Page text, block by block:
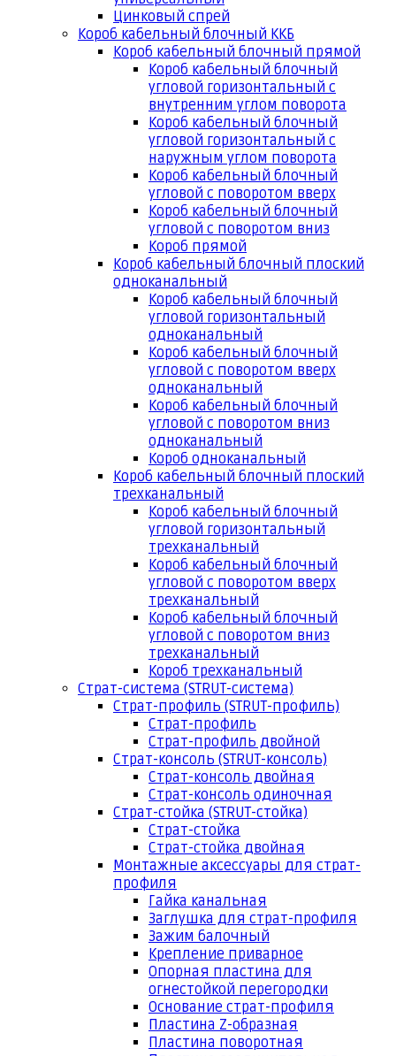
Цинковый спрей
Короб кабельный блочный ККБ
Короб кабельный блочный прямой
Короб кабельный блочный
угловой горизонтальный с
внутренним углом поворота
Короб кабельный блочный
угловой горизонтальный с
наружным углом поворота
Короб кабельный блочный
угловой с поворотом вверх
Короб кабельный блочный
угловой с поворотом вниз
Короб прямой
Короб кабельный блочный плоский
одноканальный
Короб кабельный блочный
угловой горизонтальный
одноканальный
Короб кабельный блочный
угловой с поворотом вверх
одноканальный
Короб кабельный блочный
угловой с поворотом вниз
одноканальный
Короб одноканальный
Короб кабельный блочный плоский
трехканальный
Короб кабельный блочный
угловой горизонтальный
трехканальный
Короб кабельный блочный
угловой с поворотом вверх
трехканальный
Короб кабельный блочный
угловой с поворотом вниз
трехканальный
Короб трехканальный
Страт-система (STRUT-система)
Страт-профиль (STRUT-профиль)
Страт-профиль
Страт-профиль двойной
Страт-консоль (STRUT-консоль)
Страт-консоль двойная
Страт-консоль одиночная
Страт-стойка (STRUT-стойка)
Страт-стойка
Страт-стойка двойная
Монтажные аксессуары для страт-
профиля
Гайка канальная
Заглушка для страт-профиля
Зажим балочный
Крепление приварное
Опорная пластина для
огнестойкой перегородки
Основание страт-профиля
Пластина Z-образная
Пластина поворотная